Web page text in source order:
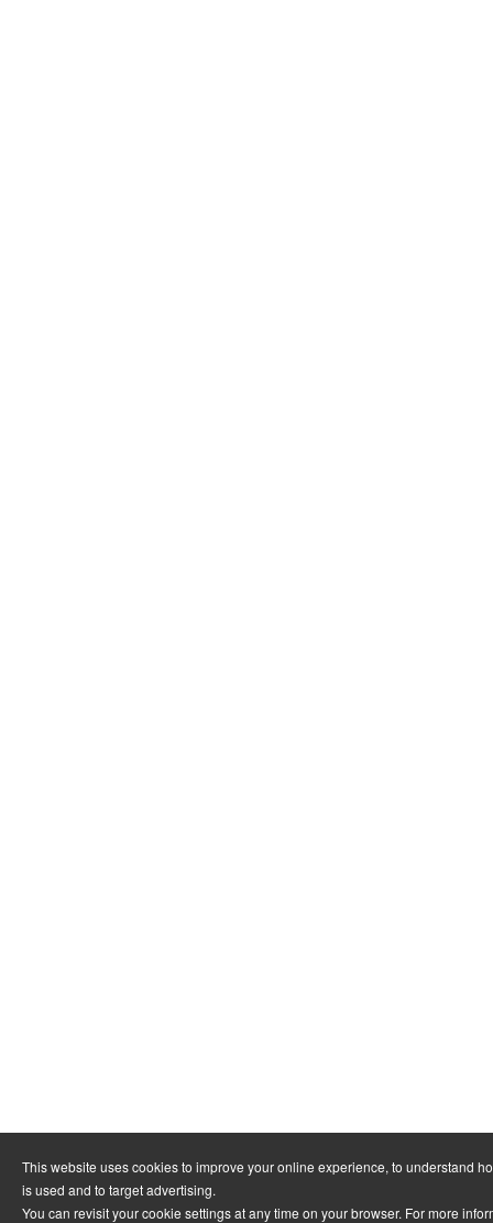
This website uses cookies to improve your online experience, to understand
is used and to target advertising.
You can revisit your cookie settings at any time on your browser. For more